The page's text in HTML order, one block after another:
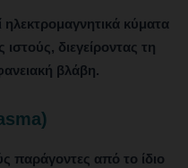
κύματα
διεγείροντας τη
βλάβη.
παράγοντες από το ίδιο